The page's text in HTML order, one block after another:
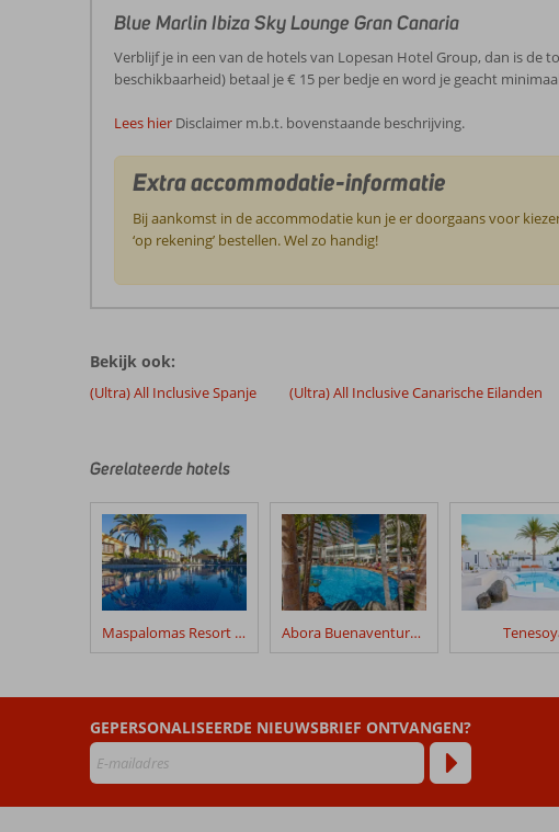
Blue Marlin Ibiza Sky Lounge Gran Canaria
Verblijf je in een van de hotels van Lopesan Hotel Group, dan is de
beschikbaarheid) betaal je € 15 per bedje en word je geacht
Lees hier Disclaimer m.b.t. bovenstaande beschrijving.
Extra accommodatie-informatie
Bij aankomst in de accommodatie kun je er doorgaans voor
‘op rekening’ bestellen. Wel zo handig!
door
onze
klanten
hun
in
Abora
Interclub
by
Lopesan
Hotels
die
ouder
zijn
dan
48
maanden
Bekijk ook:
(Ultra) All Inclusive Spanje (Ultra) All Inclusive Canarische Eilanden
Gerelateerde hotels
Maspalomas Resort by Dunas Abora Buenaventura by Lopesan Hotels
GEPERSONALISEERDE NIEUWSBRIEF ONTVANGEN?